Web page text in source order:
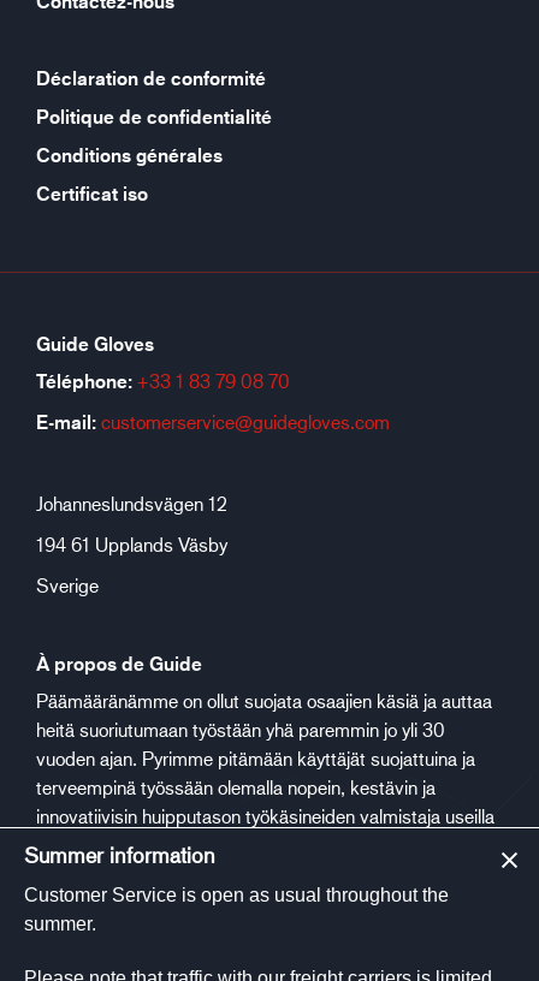
Déclaration de conformité
Politique de confidentialité
Conditions générales
Certificat iso
Guide Gloves
Téléphone: +33 1 83 79 08 70
E-mail: customerservice@guidegloves.com
Johanneslundsvägen 12
194 61 Upplands Väsby
Sverige
À propos de Guide
Päämääränämme on ollut suojata osaajien käsiä ja auttaa
heitä suoriutumaan työstään yhä paremmin jo yli 30
vuoden ajan. Pyrimme pitämään käyttäjät suojattuina ja
terveempinä työssään olemalla nopein, kestävin ja
innovatiivisin huipputason työkäsineiden valmistaja useilla
eri toimialoilla.
Des médias sociaux
Summer information
Customer Service is open as usual throughout the
summer.